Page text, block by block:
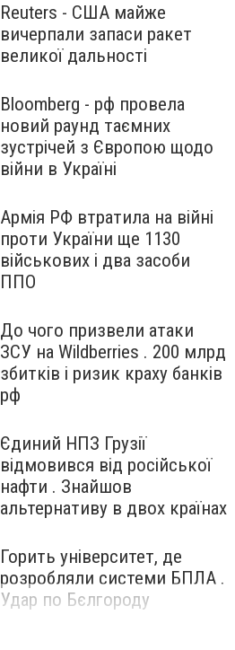
Reuters - США майже
вичерпали запаси ракет
великої дальності
Bloomberg - рф провела
новий раунд таємних
зустрічей з Європою щодо
війни в Україні
Армія РФ втратила на війні
проти України ще 1130
військових і два засоби
ППО
До чого призвели атаки
ЗСУ на Wildberries . 200 млрд
збитків і ризик краху банків
рф
Єдиний НПЗ Грузії
відмовився від російської
нафти . Знайшов
альтернативу в двох країнах
Горить університет, де
розробляли системи БПЛА .
Удар по Бєлгороду